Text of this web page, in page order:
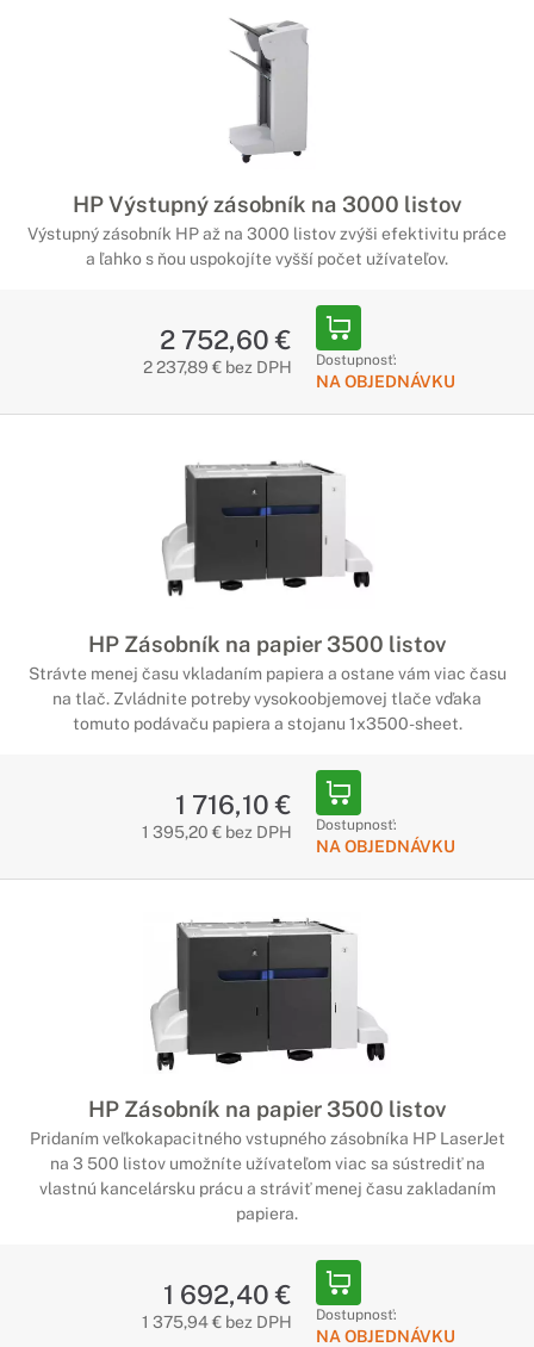
HP Výstupný zásobník na 3000 listov
Výstupný zásobník HP až na 3000 listov zvýši efektivitu práce
a ľahko s ňou uspokojíte vyšší počet užívateľov.
2 752,60 €
2 237,89 € bez DPH Dostupnosť:
NA OBJEDNÁVKU
HP Zásobník na papier 3500 listov
Strávte menej času vkladaním papiera a ostane vám viac času
na tlač. Zvládnite potreby vysokoobjemovej tlače vďaka
tomuto podávaču papiera a stojanu 1x3500-sheet.
1 716,10 €
1 395,20 € bez DPH Dostupnosť:
NA OBJEDNÁVKU
HP Zásobník na papier 3500 listov
Pridaním veľkokapacitného vstupného zásobníka HP LaserJet
na 3 500 listov umožníte užívateľom viac sa sústrediť na
vlastnú kancelársku prácu a stráviť menej času zakladaním
papiera.
1 692,40 €
1 375,94 € bez DPH Dostupnosť:
NA OBJEDNÁVKU